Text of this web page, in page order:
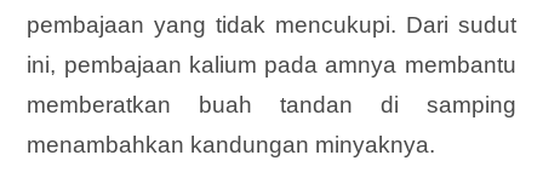
pembajaan yang tidak mencukupi. Dari sudut
ini, pembajaan kalium pada amnya membantu
memberatkan buah tandan di samping
menambahkan kandungan minyaknya.